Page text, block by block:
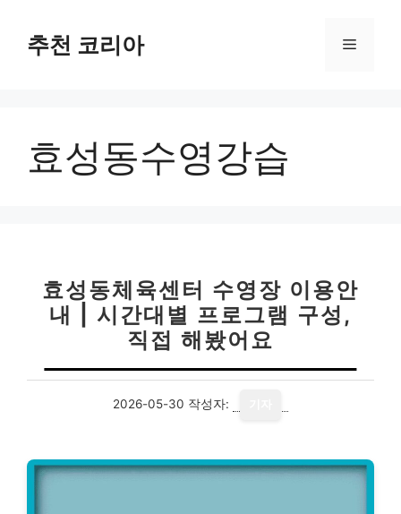
추천 코리아 메
효성동수영강습
효성동체육센터 수영장 이용안
내 | 시간대별 프로그램 구성,
직접 해봤어요
2026-05-30 작성자: